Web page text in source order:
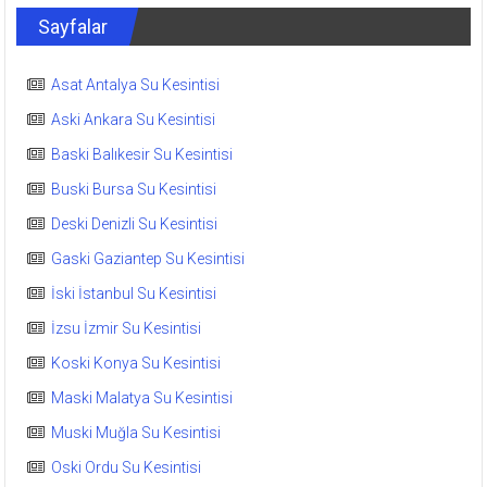
Sayfalar
Asat Antalya Su Kesintisi
Aski Ankara Su Kesintisi
Baski Balıkesir Su Kesintisi
Buski Bursa Su Kesintisi
Deski Denizli Su Kesintisi
Gaski Gaziantep Su Kesintisi
İski İstanbul Su Kesintisi
İzsu İzmir Su Kesintisi
Koski Konya Su Kesintisi
Maski Malatya Su Kesintisi
Muski Muğla Su Kesintisi
Oski Ordu Su Kesintisi